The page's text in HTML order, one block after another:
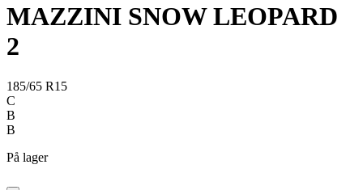
MAZZINI SNOW LEOPARD
2
185/65 R15
C
B
B
På lager